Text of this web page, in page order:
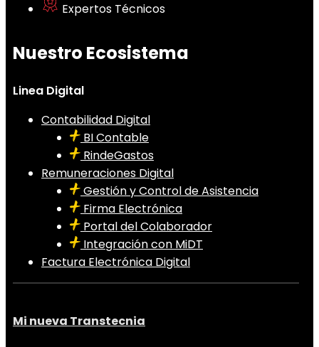
Expertos Técnicos
Nuestro Ecosistema
Linea Digital
Contabilidad Digital
BI Contable
RindeGastos
Remuneraciones Digital
Gestión y Control de Asistencia
Firma Electrónica
Portal del Colaborador
Integración con MiDT
Factura Electrónica Digital
Mi nueva Transtecnia